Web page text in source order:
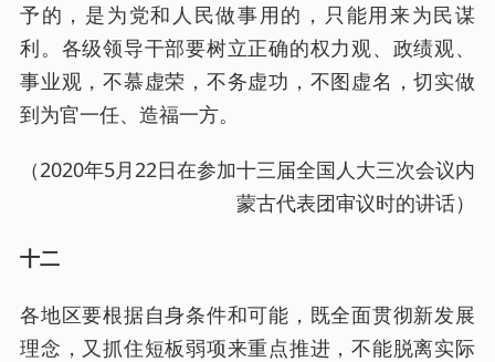
予的，是为党和人民做事用的，只能用来为民谋
利。各级领导干部要树立正确的权力观、政绩观、
事业观，不慕虚荣，不务虚功，不图虚名，切实做
到为官一任、造福一方。
（2020年5月22日在参加十三届全国人大三次会议内
蒙古代表团审议时的讲话）
十二
各地区要根据自身条件和可能，既全面贯彻新发展
理念，又抓住短板弱项来重点推进，不能脱离实际